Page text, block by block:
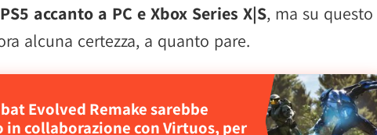
PS5 accanto a PC e Xbox Series X|S, ma su questo
alcuna certezza, a quanto pare.
Evolved Remake sarebbe
collaborazione con Virtuos, per